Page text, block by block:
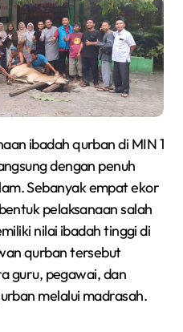
ibadah qurban di MIN 1
dengan penuh
Sebanyak empat ekor
pelaksanaan salah
nilai ibadah tinggi di
qurban tersebut
guru, pegawai, dan
melalui madrasah.